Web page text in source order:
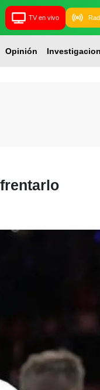
TV en vivo
Opinión